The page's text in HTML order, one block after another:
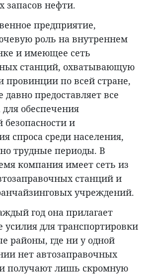
запасов нефти.
предприятие,
роль на внутреннем
и имеющее сеть
станций, охватывающую
провинции по всей стране,
предоставляет все
обеспечения
и
спроса среди населения,
трудные периоды. В
компания имеет сеть из
станций и
учреждений.
год она прилагает
усилия для транспортировки
районы, где ни у одной
нет автозаправочных
получают лишь скромную